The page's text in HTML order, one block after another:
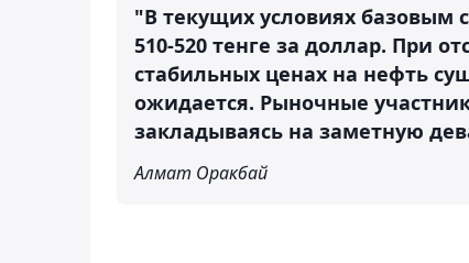
"В текущих условиях базовым
510-520 тенге за доллар. При
стабильных ценах на нефть
ожидается. Рыночные
закладываясь на заметную
Алмат Оракбай